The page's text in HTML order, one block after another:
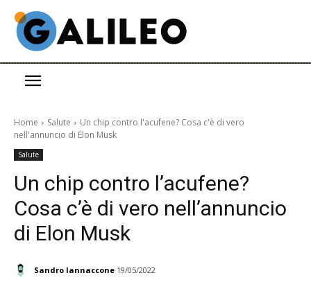
Home Salute
Un chip contro l'acufene? Cosa c'è di vero
nell'annuncio di Elon Musk
Salute
Un chip contro l’acufene?
Cosa c’è di vero nell’annuncio
di Elon Musk
Sandro Iannaccone 19/05/2022